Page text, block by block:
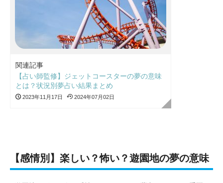
関連記事
【占い師監修】ジェットコースターの夢の意味
とは？状況別夢占い結果まとめ
2023年11月17日 2024年07月02日
【感情別】楽しい？怖い？遊園地の夢の意味